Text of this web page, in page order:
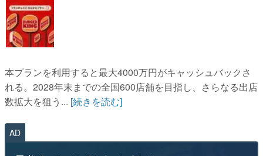
電ファミニコゲーマーとは？
運営：株式会社マレ
本プランを利用すると最大4000万円がキャッシュバックさ
れる。2028年末までの全国600店舗を目指し、さらなる出店
数拡大を狙う... [続きを読む]
AD